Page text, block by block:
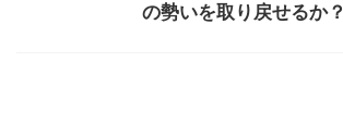
の勢いを取り戻せるか？